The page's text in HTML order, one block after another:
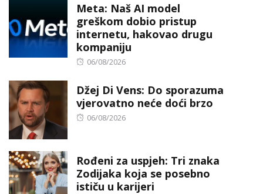
Meta: Naš AI model
greškom dobio pristup
internetu, hakovao drugu
kompaniju
Posted
06/08/2026
Džej Di Vens: Do sporazuma
vjerovatno neće doći brzo
Posted
06/08/2026
Rođeni za uspjeh: Tri znaka
Zodijaka koja se posebno
ističu u karijeri